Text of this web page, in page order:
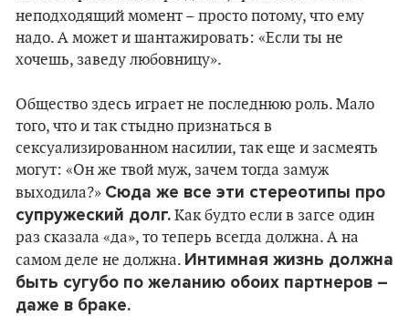
неподходящий момент – просто потому, что ему
надо. А может и шантажировать: «Если ты не
хочешь, заведу любовницу».
Общество здесь играет не последнюю роль. Мало
того, что и так стыдно признаться в
сексуализированном насилии, так еще и засмеять
могут: «Он же твой муж, зачем тогда замуж
выходила?» Сюда же все эти стереотипы про
супружеский долг. Как будто если в загсе один
раз сказала «да», то теперь всегда должна. А на
самом деле не должна. Интимная жизнь должна
быть сугубо по желанию обоих партнеров –
даже в браке.